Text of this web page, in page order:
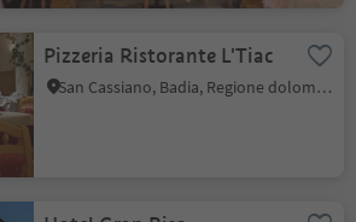
Pizzeria Ristorante L'Tiac
San Cassiano, Badia, Regione dolomitica Alta Badia